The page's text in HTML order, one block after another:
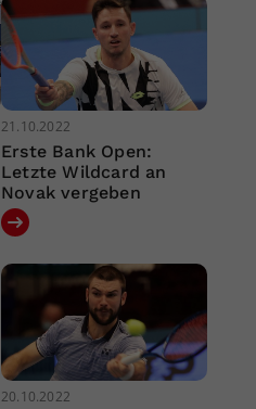
21.10.2022
Erste Bank Open:
Letzte Wildcard an
Novak vergeben
20.10.2022